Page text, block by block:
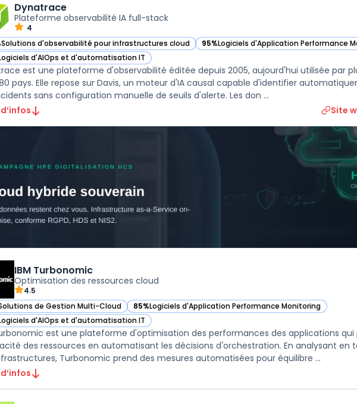
Dynatrace
Plateforme observabilité IA full-stack
4
Solutions d'observabilité pour infrastructures cloud
Dynatrace dans cette catégorie 95%Logiciels d'Application Performance
— voir Dynatrace dans cette catégorie
d'AIOps et d'automatisation IT
Dynatrace dans cette catégorie
est une plateforme d'observabilité éditée depuis 2005, aujourd'hui utilisée par
pays. Elle repose sur Davis, un moteur d'IA causal capable d'identifier
sans configuration manuelle de seuils d'alerte. Les don ...
Site
IBM Turbonomic
Optimisation des ressources cloud
4.5
de Gestion Multi-Cloud
IBM Turbonomic dans cette catégorie
85%Logiciels d'Application Performance Monitoring
— voir IBM Turbonomic dans cette catégorie
d'AIOps et d'automatisation IT
IBM Turbonomic dans cette catégorie
est une plateforme d'optimisation des performances des applications
des ressources en automatisant les décisions d'orchestration. En analysant en
Turbonomic prend des mesures automatisées pour équilibre ...